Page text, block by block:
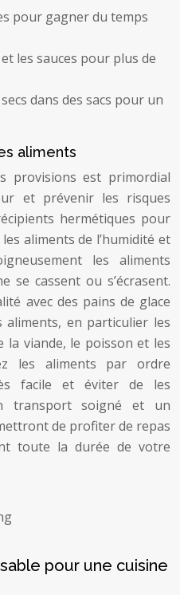
pour gagner du temps
les sauces pour plus de
dans des sacs pour un
aliments
provisions est primordial
et prévenir les risques
hermétiques pour
aliments de l’humidité et
les aliments
se cassent ou s’écrasent.
avec des pains de glace
en particulier les
la viande, le poisson et les
les aliments par ordre
facile et éviter de les
transport soigné et un
de profiter de repas
toute la durée de votre
pour une cuisine